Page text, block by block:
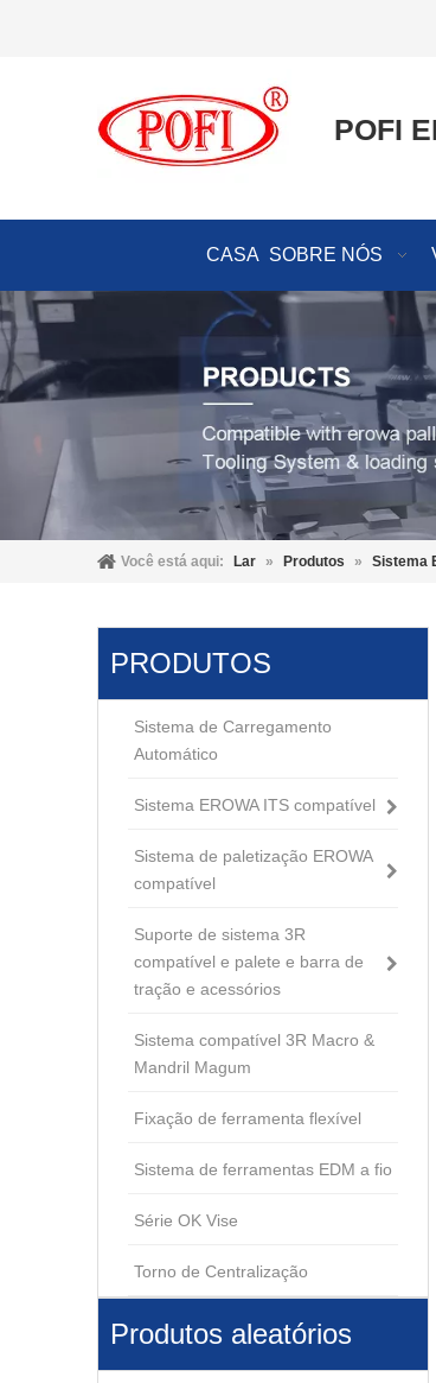
POFI
CASA SOBRE NÓS
Você está aqui: Lar » Produtos » Sistema
PRODUTOS
Sistema de Carregamento
Automático
Sistema EROWA ITS compatível
Sistema de paletização EROWA
compatível
Suporte de sistema 3R
compatível e palete e barra de
tração e acessórios
Sistema compatível 3R Macro &
Mandril Magum
Fixação de ferramenta flexível
Sistema de ferramentas EDM a fio
Série OK Vise
Torno de Centralização
Produtos aleatórios